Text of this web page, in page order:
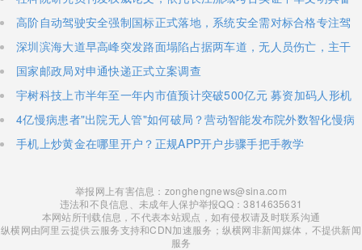
八千年思想文明脉络
高阶自动驾驶安全强制国标正式落地，系统安全需对标合格专注驾
驶员，2027年7月1日正式施行
深圳滨海大道早高峰突发路面塌陷占据两车道，无人员伤亡，主干
道出现长距离拥堵
国家邮政局对申通快递正式立案调查
宇树科技上市半年至一年内市值预计突破500亿元 募资加码人形机
器人研发攻坚
4亿慢病患者"出院无人管"如何破局？营动智能发布院外数智化慢病
管理白皮书
​手机上炒黄金在哪里开户？正规APP开户步骤手把手教学
举报网上有害信息：zonghengnews@sina.com
违法和不良信息、未成年人保护举报QQ：3814635631
本网站所刊载信息，不代表本站观点，如有侵权请及时联系沟通
纵横网由阿里云提供云服务支持和CDN加速服务；纵横网非新闻媒体，不提供新闻
服务